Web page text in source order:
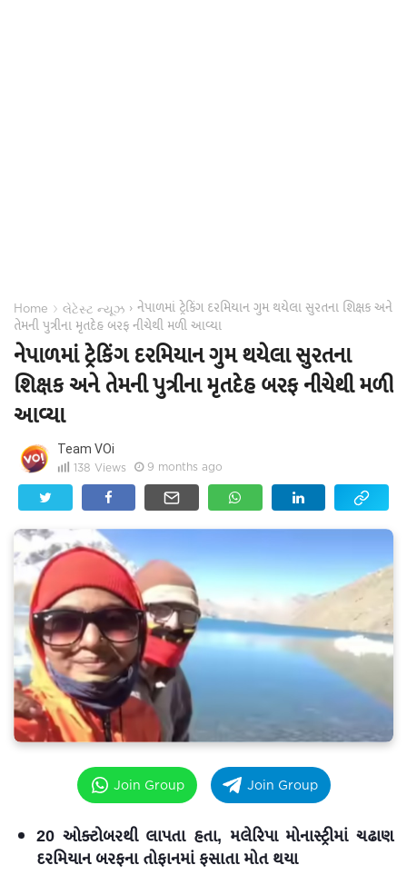
Home › લેટેસ્ટ ન્યૂઝ › નેપાળમાં ટ્રેકિંગ દરમિયાન ગુમ થયેલા સુરતના શિક્ષક અને
તેમની પુત્રીના મૃતદેહ બરફ નીચેથી મળી આવ્યા
નેપાળમાં ટ્રેકિંગ દરમિયાન ગુમ થયેલા સુરતના
શિક્ષક અને તેમની પુત્રીના મૃતદેહ બરફ નીચેથી મળી
આવ્યા
Team VOi
138 Views 9 months ago
Join Group Join Group
20 ઓક્ટોબરથી લાપતા હતા, મલેરિપા મોનાસ્ટ્રીમાં ચઢાણ
દરમિયાન બરફના તોફાનમાં ફસાતા મોત થયા